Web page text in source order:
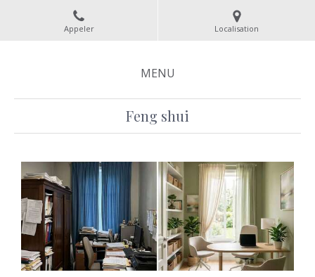
Appeler Localisation
MENU
Feng shui